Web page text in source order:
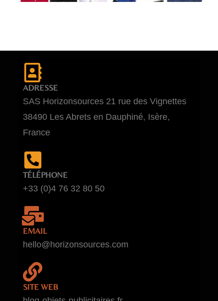
ADRESSE
SAS Horizonsources 21 rue des Vignettes
38490 Les Abrets en Dauphiné, Isère,
France
TÉLÉPHONE
+33 (0)4 76 32 80 50
EMAIL
hello@horizonsources.com
SITE WEB